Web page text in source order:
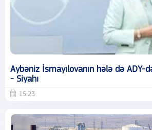
Aybəniz İsmayılovanın hələ də ADY-
- Siyahı
15:23